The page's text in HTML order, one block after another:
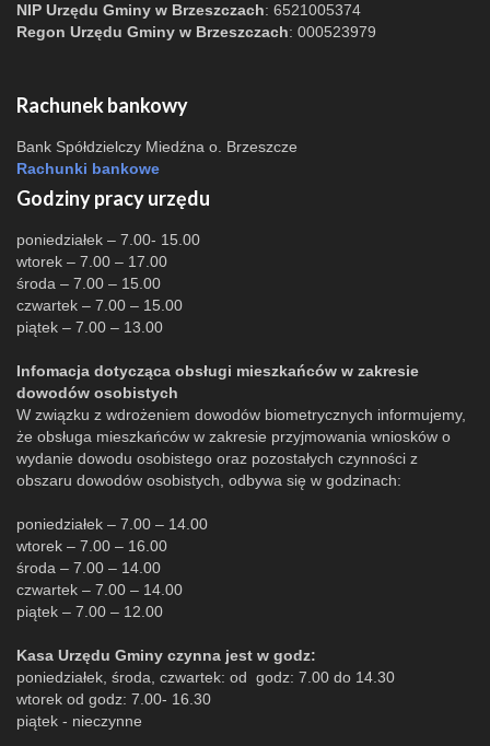
NIP Urzędu Gminy w Brzeszczach: 6521005374
Regon Urzędu Gminy w Brzeszczach: 000523979
Rachunek bankowy
Bank Spółdzielczy Miedźna o. Brzeszcze
Rachunki bankowe
Godziny pracy urzędu
poniedziałek – 7.00- 15.00
wtorek – 7.00 – 17.00
środa – 7.00 – 15.00
czwartek – 7.00 – 15.00
piątek – 7.00 – 13.00
Infomacja dotycząca obsługi mieszkańców w zakresie
dowodów osobistych
W związku z wdrożeniem dowodów biometrycznych informujemy,
że obsługa mieszkańców w zakresie przyjmowania wniosków o
wydanie dowodu osobistego oraz pozostałych czynności z
obszaru dowodów osobistych, odbywa się w godzinach:
poniedziałek – 7.00 – 14.00
wtorek – 7.00 – 16.00
środa – 7.00 – 14.00
czwartek – 7.00 – 14.00
piątek – 7.00 – 12.00
Kasa Urzędu Gminy czynna jest w godz:
poniedziałek, środa, czwartek: od godz: 7.00 do 14.30
wtorek od godz: 7.00- 16.30
piątek - nieczynne